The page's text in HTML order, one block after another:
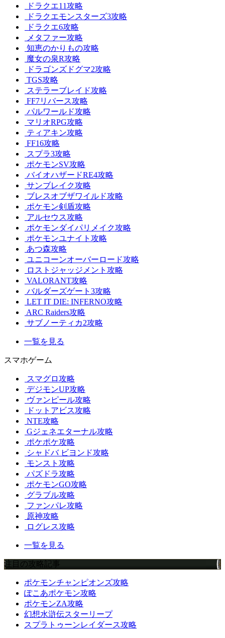
ドラクエ11攻略
ドラクエモンスターズ3攻略
ドラクエ6攻略
メタファー攻略
知恵のかりもの攻略
魔女の泉R攻略
ドラゴンズドグマ2攻略
TGS攻略
ステラーブレイド攻略
FF7リバース攻略
パルワールド攻略
マリオRPG攻略
ティアキン攻略
FF16攻略
スプラ3攻略
ポケモンSV攻略
バイオハザードRE4攻略
サンブレイク攻略
ブレスオブザワイルド攻略
ポケモン剣盾攻略
アルセウス攻略
ポケモンダイパリメイク攻略
ポケモンユナイト攻略
あつ森攻略
ユニコーンオーバーロード攻略
ロストジャッジメント攻略
VALORANT攻略
バルダーズゲート3攻略
LET IT DIE: INFERNO攻略
ARC Raiders攻略
サブノーティカ2攻略
一覧を見る
スマホゲーム
スマグロ攻略
デジモンUP攻略
ヴァンピール攻略
ドットアビス攻略
NTE攻略
Gジェネエターナル攻略
ポケポケ攻略
シャドバ ビヨンド攻略
モンスト攻略
パズドラ攻略
ポケモンGO攻略
グラブル攻略
ファンパレ攻略
原神攻略
ログレス攻略
一覧を見る
注目の攻略記事
ポケモンチャンピオンズ攻略
ぽこあポケモン攻略
ポケモンZA攻略
幻想水滸伝スターリープ
スプラトゥーンレイダース攻略